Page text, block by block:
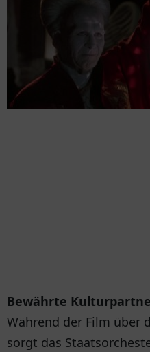
Bewährte
Während der Film über
sorgt das